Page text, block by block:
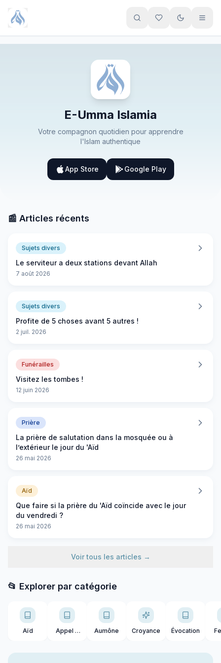
E-Umma Islamia
Votre compagnon quotidien pour apprendre
l'Islam authentique
App Store Google Play
📰 Articles récents
Sujets divers
Le serviteur a deux stations devant Allah
7 août 2026
Sujets divers
Profite de 5 choses avant 5 autres !
2 juil. 2026
Funérailles
Visitez les tombes !
12 juin 2026
Prière
La prière de salutation dans la mosquée ou à
l’extérieur le jour du 'Aïd
26 mai 2026
Aïd
Que faire si la prière du 'Aïd coïncide avec le jour
du vendredi ?
26 mai 2026
Voir tous les articles →
📂 Explorer par catégorie
Aïd
Appel à
Aumône Croyance Évocation